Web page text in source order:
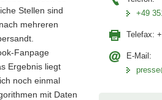
Stellen sind
mehreren
Fanpage
Ergebnis liegt
noch einmal
mit Daten
+49
Telefax:
E-Mail: